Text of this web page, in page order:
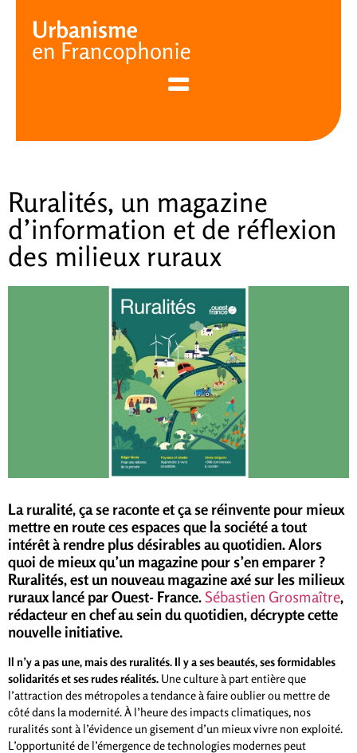
Ruralités, un magazine
d’information et de réflexion
des milieux ruraux
La ruralité, ça se raconte et ça se réinvente pour mieux
mettre en route ces espaces que la société a tout
intérêt à rendre plus désirables au quotidien. Alors
quoi de mieux qu’un magazine pour s’en emparer ?
Ruralités, est un nouveau magazine axé sur les milieux
ruraux lancé par Ouest- France. Sébastien Grosmaître,
rédacteur en chef au sein du quotidien, décrypte cette
nouvelle initiative.
Il n’y a pas une, mais des ruralités.Il y a ses beautés, ses formidables
solidarités et ses rudes réalités. Une culture à part entière que
l’attraction des métropoles a tendance à faire oublier ou mettre de
côté dans la modernité. À l’heure des impacts climatiques, nos
ruralités sont à l’évidence un gisement d’un mieux vivre non exploité.
L’opportunité de l’émergence de technologies modernes peut